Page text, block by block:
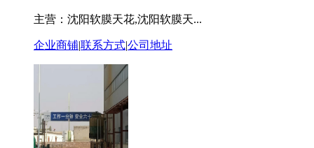
主营：沈阳软膜天花,沈阳软膜天...
企业商铺|联系方式|公司地址